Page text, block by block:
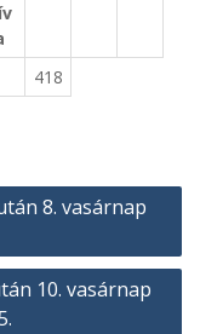
418
8. vasárnap
10. vasárnap